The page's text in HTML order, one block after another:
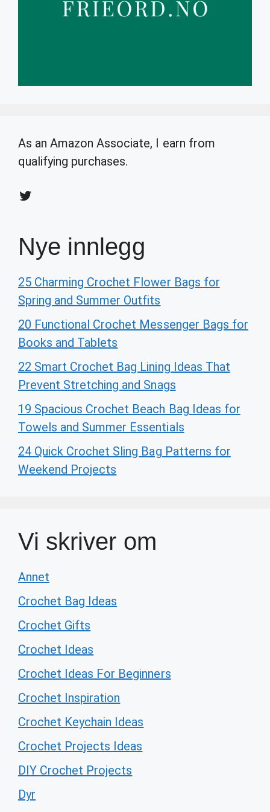
As an Amazon Associate, I earn from
qualifying purchases.
Twitter
Nye innlegg
25 Charming Crochet Flower Bags for
Spring and Summer Outfits
20 Functional Crochet Messenger Bags for
Books and Tablets
22 Smart Crochet Bag Lining Ideas That
Prevent Stretching and Snags
19 Spacious Crochet Beach Bag Ideas for
Towels and Summer Essentials
24 Quick Crochet Sling Bag Patterns for
Weekend Projects
Vi skriver om
Annet
Crochet Bag Ideas
Crochet Gifts
Crochet Ideas
Crochet Ideas For Beginners
Crochet Inspiration
Crochet Keychain Ideas
Crochet Projects Ideas
DIY Crochet Projects
Dyr